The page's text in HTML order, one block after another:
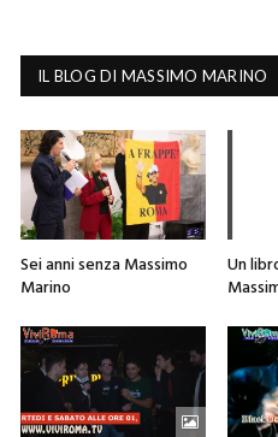
IL BLOG DI MASSIMO MARINO
Sei anni senza Massimo
Marino
Un